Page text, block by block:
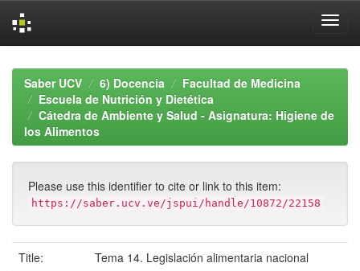
navigationSaber UCV 6) Docencia
Facultad de Medicina
Escuela de Nutrición y Dietética
Cátedra de Ambiente y Salud - Asignatura: Higiene de
los Alimentos
Please use this identifier to cite or link to this item:
https://saber.ucv.ve/jspui/handle/10872/22158
Title:
Tema 14. Legislación alimentaria nacional